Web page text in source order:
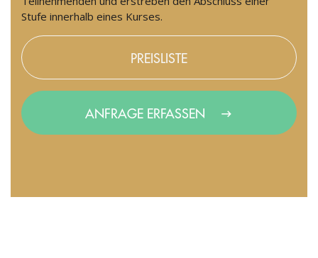
Stufe innerhalb eines Kurses.
PREISLISTE
ANFRAGE ERFASSEN